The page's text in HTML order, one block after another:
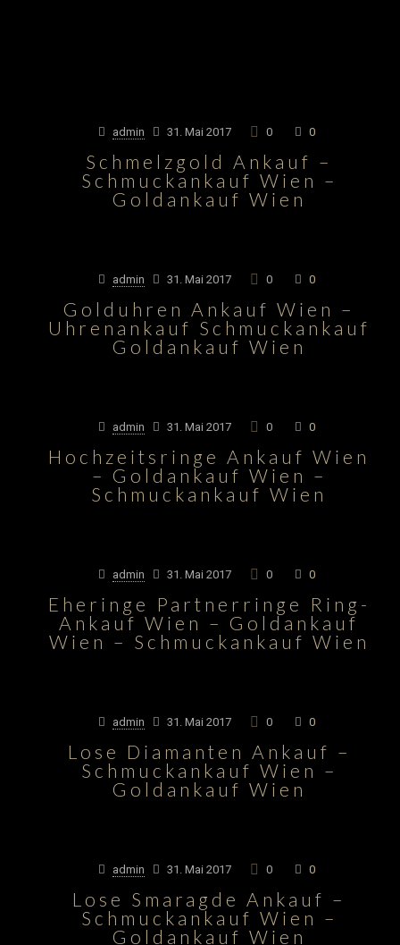
admin 31. Mai 2017 0 0
Schmelzgold Ankauf –
Schmuckankauf Wien –
Goldankauf Wien
admin 31. Mai 2017 0 0
Golduhren Ankauf Wien –
Uhrenankauf Schmuckankauf
Goldankauf Wien
admin 31. Mai 2017 0 0
Hochzeitsringe Ankauf Wien
– Goldankauf Wien –
Schmuckankauf Wien
admin 31. Mai 2017 0 0
Eheringe Partnerringe Ring-
Ankauf Wien – Goldankauf
Wien – Schmuckankauf Wien
admin 31. Mai 2017 0 0
Lose Diamanten Ankauf –
Schmuckankauf Wien –
Goldankauf Wien
admin 31. Mai 2017 0 0
Lose Smaragde Ankauf –
Schmuckankauf Wien –
Goldankauf Wien